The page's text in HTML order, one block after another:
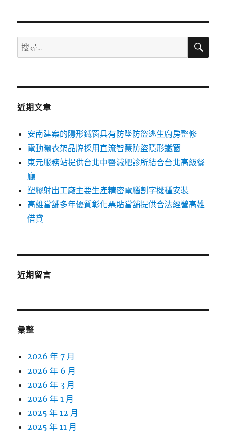
搜
尋
鍵
搜
近期文章
安南建案的隱形鐵窗具有防墜防盜逃生廚房整修
電動曬衣架品牌採用直流智慧防盜隱形鐵窗
東元服務站提供台北中醫減肥診所結合台北高級餐
廳
塑膠射出工廠主要生產精密電腦割字機種安裝
高雄當舖多年優質彰化票貼當舖提供合法經營高雄
借貸
近期留言
彙整
2026 年 7 月
2026 年 6 月
2026 年 3 月
2026 年 1 月
2025 年 12 月
2025 年 11 月